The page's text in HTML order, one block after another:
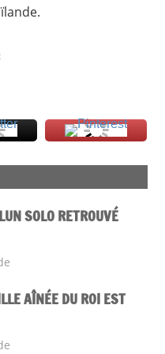
SOLO RETROUVÉ
AÎNÉE DU ROI EST